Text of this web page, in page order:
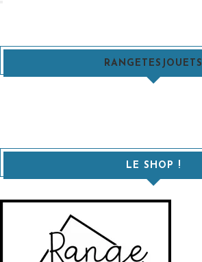
RANGETESJOUETS
LE SHOP !